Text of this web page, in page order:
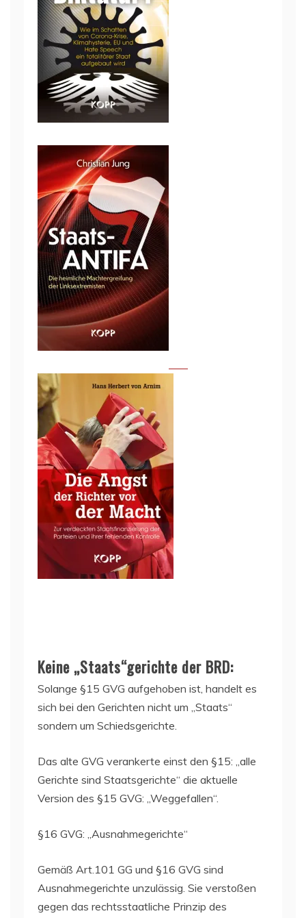
Keine „Staats“gerichte der BRD:
Solange §15 GVG aufgehoben ist, handelt es
sich bei den Gerichten nicht um „Staats“
sondern um Schiedsgerichte.
Das alte GVG verankerte einst den §15: „alle
Gerichte sind Staatsgerichte“ die aktuelle
Version des §15 GVG: „Weggefallen“.
§16 GVG: „Ausnahmegerichte“
Gemäß Art.101 GG und §16 GVG sind
Ausnahmegerichte unzulässig. Sie verstoßen
gegen das rechtsstaatliche Prinzip des